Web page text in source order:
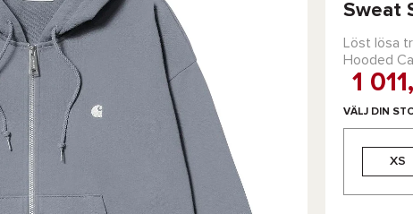
Sweat
Löst lösa
Hooded
1
VÄLJ DIN
XS